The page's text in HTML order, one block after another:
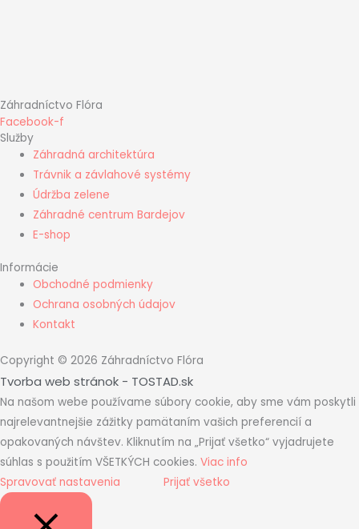
Záhradníctvo Flóra
Facebook-f
Služby
Záhradná architektúra
Trávnik a závlahové systémy
Údržba zelene
Záhradné centrum Bardejov
E-shop
Informácie
Obchodné podmienky
Ochrana osobných údajov
Kontakt
Copyright © 2026 Záhradníctvo Flóra
Tvorba web stránok - TOSTAD.sk
Na našom webe používame súbory cookie, aby sme vám poskytli
najrelevantnejšie zážitky pamätaním vašich preferencií a
opakovaných návštev. Kliknutím na „Prijať všetko“ vyjadrujete
súhlas s použitím VŠETKÝCH cookies. Viac info
Spravovať nastavenia
Prijať všetko